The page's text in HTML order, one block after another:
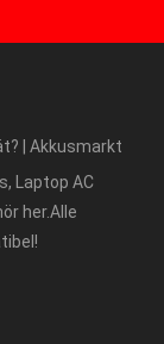
| Akkusmarkt
Laptop AC
her.Alle